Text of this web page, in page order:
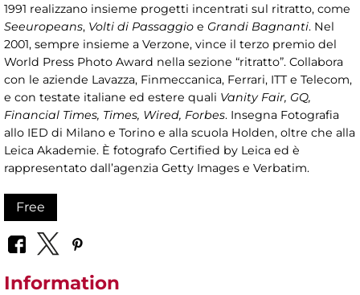
1991 realizzano insieme progetti incentrati sul ritratto, come
Seeuropeans, Volti di Passaggio e Grandi Bagnanti. Nel
2001, sempre insieme a Verzone, vince il terzo premio del
World Press Photo Award nella sezione “ritratto”. Collabora
con le aziende Lavazza, Finmeccanica, Ferrari, ITT e Telecom,
e con testate italiane ed estere quali Vanity Fair, GQ,
Financial Times, Times, Wired, Forbes. Insegna Fotografia
allo IED di Milano e Torino e alla scuola Holden, oltre che alla
Leica Akademie. È fotografo Certified by Leica ed è
rappresentato dall’agenzia Getty Images e Verbatim.
Free
Information